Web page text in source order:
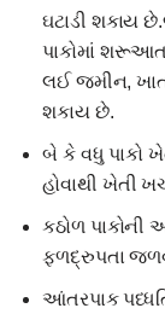
ઘટાડી શકાય
પાકોમાં
લઈ જમીન,
શકાય છે.
બે કે વધુ પાકો
હોવાથી ખેતી
કઠોળ પાકોની
ફળદ્રુપતા
આંતરપાક